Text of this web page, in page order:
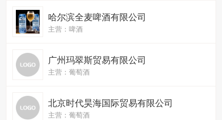
哈尔滨全麦啤酒有限公司
主营：啤酒
广州玛翠斯贸易有限公司
主营：葡萄酒
北京时代昊海国际贸易有限公司
主营：葡萄酒